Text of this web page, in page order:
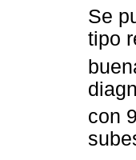
Se
tipo
con